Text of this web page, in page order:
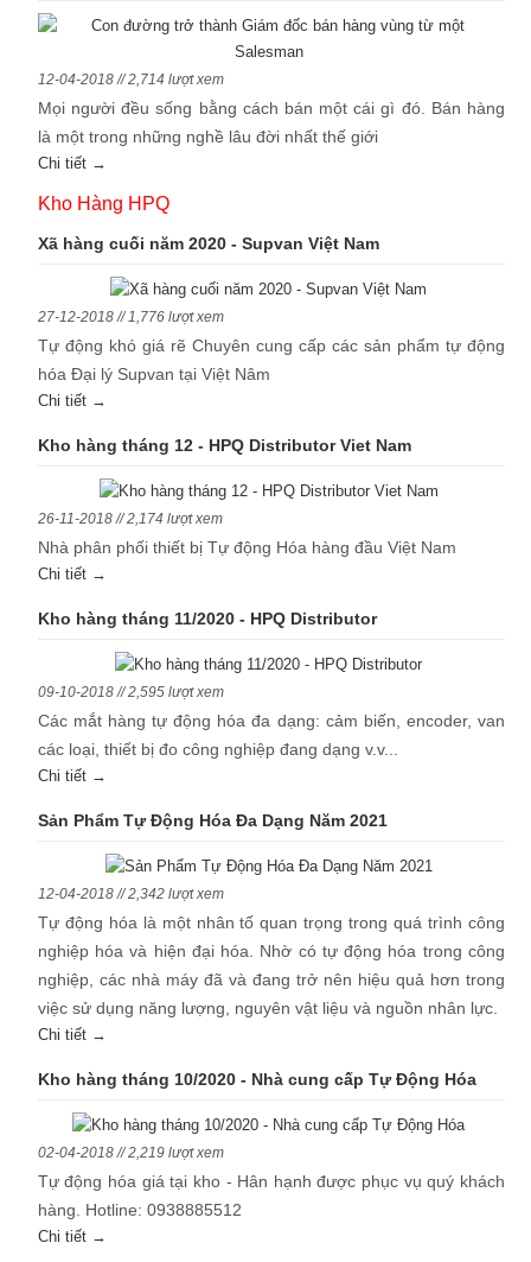
12-04-2018 // 2,714 lượt xem
Mọi người đều sống bằng cách bán một cái gì đó. Bán hàng
là một trong những nghề lâu đời nhất thế giới
Chi tiết →
Kho Hàng HPQ
Xã hàng cuối năm 2020 - Supvan Việt Nam
27-12-2018 // 1,776 lượt xem
Tự động khó giá rẽ Chuyên cung cấp các sản phẩm tự động
hóa Đại lý Supvan tại Việt Nâm
Chi tiết →
Kho hàng tháng 12 - HPQ Distributor Viet Nam
26-11-2018 // 2,174 lượt xem
Nhà phân phối thiết bị Tự động Hóa hàng đầu Việt Nam
Chi tiết →
Kho hàng tháng 11/2020 - HPQ Distributor
09-10-2018 // 2,595 lượt xem
Các mắt hàng tự động hóa đa dạng: cảm biến, encoder, van
các loại, thiết bị đo công nghiệp đang dạng v.v...
Chi tiết →
Sản Phẩm Tự Động Hóa Đa Dạng Năm 2021
12-04-2018 // 2,342 lượt xem
Tự động hóa là một nhân tố quan trọng trong quá trình công
nghiệp hóa và hiện đại hóa. Nhờ có tự động hóa trong công
nghiệp, các nhà máy đã và đang trở nên hiệu quả hơn trong
việc sử dụng năng lượng, nguyên vật liệu và nguồn nhân lực.
Chi tiết →
Kho hàng tháng 10/2020 - Nhà cung cấp Tự Động Hóa
02-04-2018 // 2,219 lượt xem
Tự động hóa giá tại kho - Hân hạnh được phục vụ quý khách
hàng. Hotline: 0938885512
Chi tiết →